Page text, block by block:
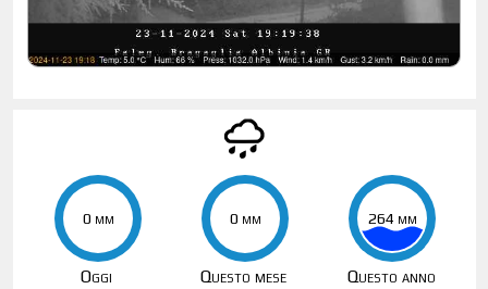
0 mm
0 mm
Oggi
0 mm
0 mm
Questo mese
264 mm
264 mm
Questo anno